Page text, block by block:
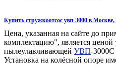
Купить стружкоотсос увп-3000 в
Цена, указанная на сайте до
комплектацию", является
пылеулавливающей УВП-3000С
Установка на колёсной опоре